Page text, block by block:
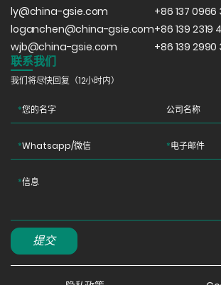
ly@china-gsie.com
loganchen@china-gsie.com
wjb@china-gsie.com
+86 137 0966
+86 139 2319
+86 139 2990
联系我们
我们将尽快回复（12小时内）
*您的名字 公司名称
*Whatsapp/微信 *电子邮件
*信息
提交